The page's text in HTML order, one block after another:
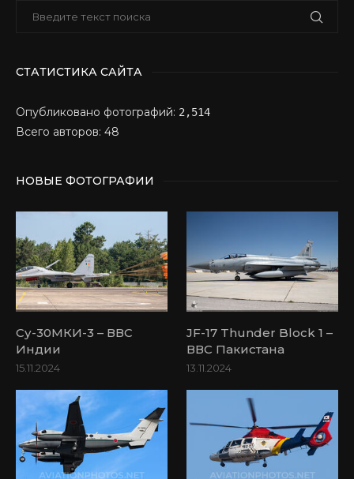
СТАТИСТИКА САЙТА
Опубликовано фотографий: 2,514
Всего авторов: 48
НОВЫЕ ФОТОГРАФИИ
Су-30МКИ-3 – ВВС
Индии
15.11.2024
JF-17 Thunder Block 1 –
ВВС Пакистана
13.11.2024